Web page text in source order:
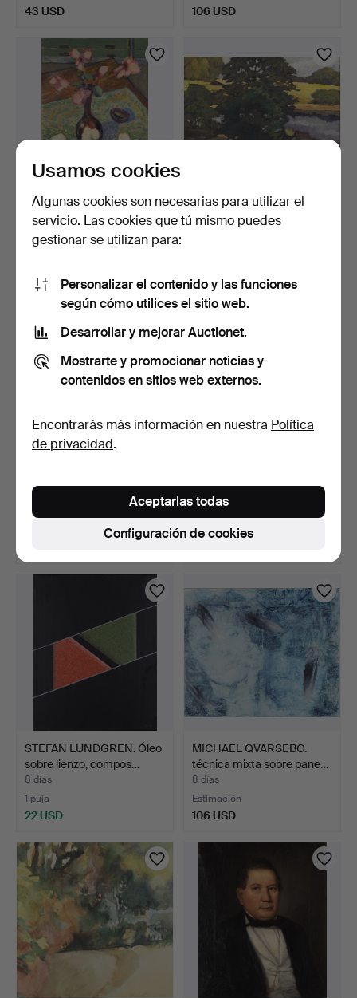
43 USD 106 USD
EDWARD HALD. óleo sobre
lienzo, firmado.
8 días
180 USD
AXEL OLSSON. óleo sobre
lienzo, firmado.
22 USD
sobre panel, "Solglim…
8 días
mixta, firmado, fecha…
Estimación
STEFAN LUNDGREN. Óleo
sobre lienzo, compos…
8 días
1 puja
22 USD
MICHAEL QVARSEBO.
técnica mixta sobre pane…
8 días
Estimación
106 USD
Usamos cookies
Algunas cookies son necesarias para utilizar el
servicio. Las cookies que tú mismo puedes
gestionar se utilizan para:
Personalizar el contenido y las funciones
según cómo utilices el sitio web.
Desarrollar y mejorar Auctionet.
Mostrarte y promocionar noticias y
contenidos en sitios web externos.
Encontrarás más información en nuestra Política
de privacidad.
Configuración de cookies
Aceptarlas todas